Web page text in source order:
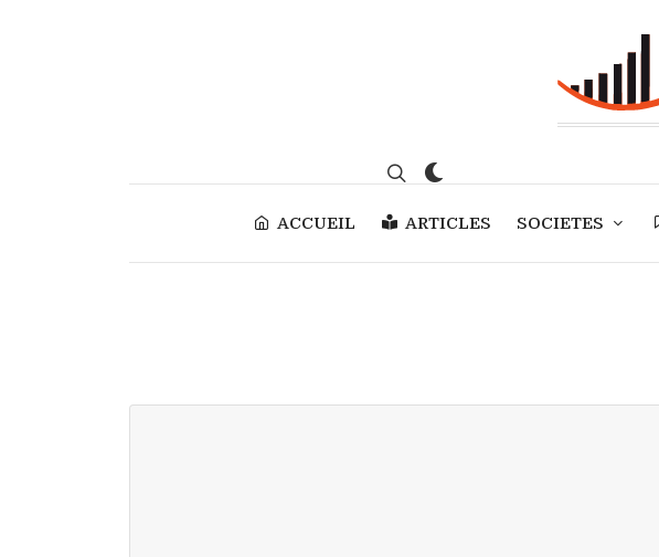
ACCUEIL ARTICLES SOCIETES